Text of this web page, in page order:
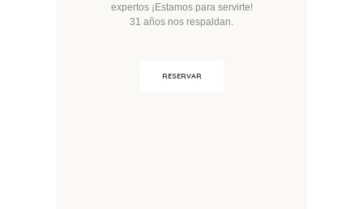
expertos ¡Estamos para servirte!
31 años nos respaldan.
RESERVAR